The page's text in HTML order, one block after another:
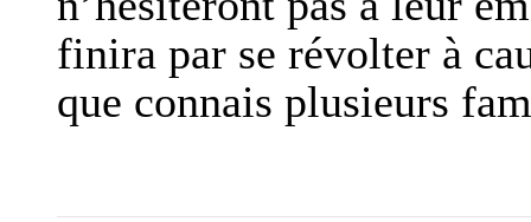
finira par se révolter à
que connais plusieurs